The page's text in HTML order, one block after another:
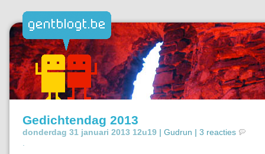
Gedichtendag 2013
donderdag 31 januari 2013 12u19 | Gudrun | 3 reacties